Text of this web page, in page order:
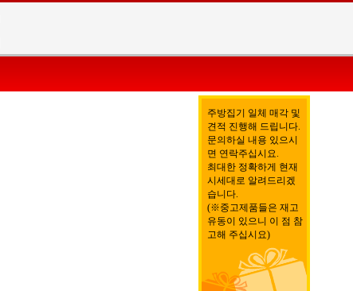
주방집기 일체 매각 및
견적 진행해 드립니다.
문의하실 내용 있으시
면 연락주십시요.
최대한 정확하게 현재
시세대로 알려드리겠
습니다.
(※중고제품들은 재고
유동이 있으니 이 점 참
고해 주십시요)